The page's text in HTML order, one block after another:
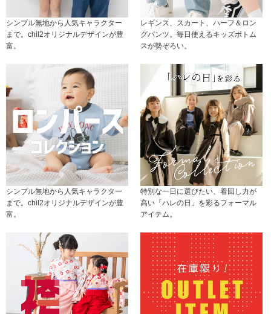
シンプル無地から人気キャラクター
まで。chil2オリジナルデザインが豊
富。
レギンス、スカート、ハーフ＆ロン
グパンツ。毎日使えるキッズボトム
スが勢ぞろい。
シンプル無地から人気キャラクター
まで。chil2オリジナルデザインが豊
富。
特別な一日に選びたい、着回し力が
高い「ハレの日」を彩るフォーマル
アイテム。